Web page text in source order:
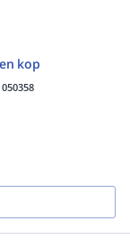
kop
050358